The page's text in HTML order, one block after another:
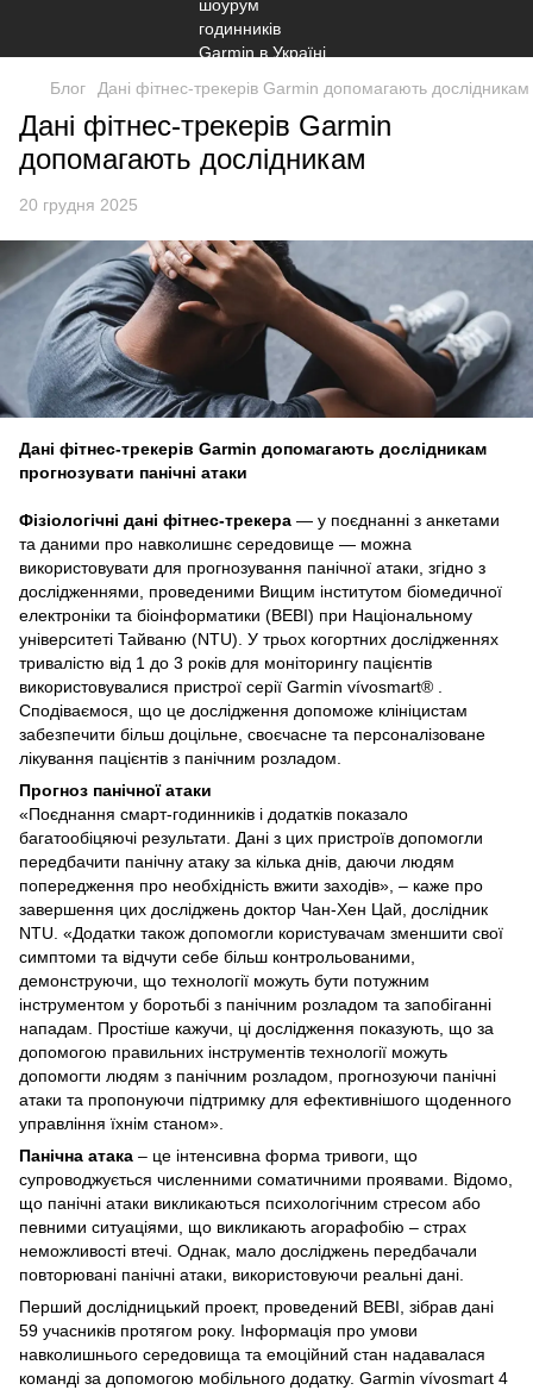
Блог Дані фітнес-трекерів Garmin допомагають дослідникам
Дані фітнес-трекерів Garmin
допомагають дослідникам
20 грудня 2025
Дані фітнес-трекерів Garmin допомагають дослідникам
прогнозувати панічні атаки
Фізіологічні дані фітнес-трекера — у поєднанні з анкетами
та даними про навколишнє середовище — можна
використовувати для прогнозування панічної атаки, згідно з
дослідженнями, проведеними Вищим інститутом біомедичної
електроніки та біоінформатики (BEBI) при Національному
університеті Тайваню (NTU). У трьох когортних дослідженнях
тривалістю від 1 до 3 років для моніторингу пацієнтів
використовувалися пристрої серії Garmin vívosmart® .
Сподіваємося, що це дослідження допоможе клініцистам
забезпечити більш доцільне, своєчасне та персоналізоване
лікування пацієнтів з панічним розладом.
Прогноз панічної атаки
«Поєднання смарт-годинників і додатків показало
багатообіцяючі результати. Дані з цих пристроїв допомогли
передбачити панічну атаку за кілька днів, даючи людям
попередження про необхідність вжити заходів», – каже про
завершення цих досліджень доктор Чан-Хен Цай, дослідник
NTU. «Додатки також допомогли користувачам зменшити свої
симптоми та відчути себе більш контрольованими,
демонструючи, що технології можуть бути потужним
інструментом у боротьбі з панічним розладом та запобіганні
нападам. Простіше кажучи, ці дослідження показують, що за
допомогою правильних інструментів технології можуть
допомогти людям з панічним розладом, прогнозуючи панічні
атаки та пропонуючи підтримку для ефективнішого щоденного
управління їхнім станом».
Панічна атака – це інтенсивна форма тривоги, що
супроводжується численними соматичними проявами. Відомо,
що панічні атаки викликаються психологічним стресом або
певними ситуаціями, що викликають агорафобію – страх
неможливості втечі. Однак, мало досліджень передбачали
повторювані панічні атаки, використовуючи реальні дані.
Перший дослідницький проект, проведений BEBI, зібрав дані
59 учасників протягом року. Інформація про умови
навколишнього середовища та емоційний стан надавалася
команді за допомогою мобільного додатку. Garmin vívosmart 4